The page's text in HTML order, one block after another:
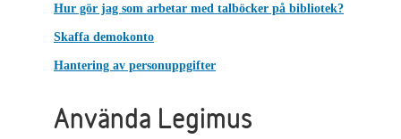
Hur gör jag som arbetar med talböcker på bibliotek?
Skaffa demokonto
Hantering av personuppgifter
Använda Legimus